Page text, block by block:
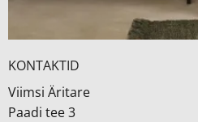
KONTAKTID
Viimsi Äritare
Paadi tee 3